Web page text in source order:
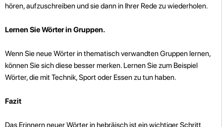
hören, aufzuschreiben und sie dann in Ihrer Rede zu wiederholen.
Lernen Sie Wörter in Gruppen.
Wenn Sie neue Wörter in thematisch verwandten Gruppen lernen,
können Sie sich diese besser merken. Lernen Sie zum Beispiel
Wörter, die mit Technik, Sport oder Essen zu tun haben.
Fazit
Das Erinnern neuer Wörter in hebräisch ist ein wichtiger Schritt